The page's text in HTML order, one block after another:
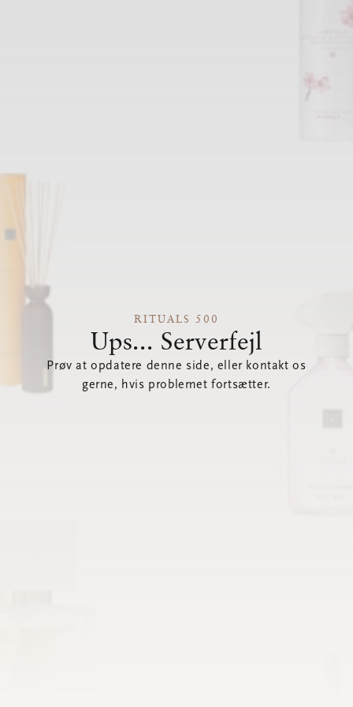
RITUALS 500
Ups... Serverfejl
Prøv at opdatere denne side, eller kontakt os
gerne, hvis problemet fortsætter.